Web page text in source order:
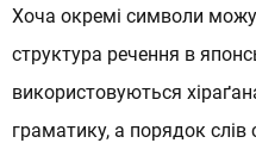
Хоча окремі символи
структура речення в
використовуються
граматику, а порядок слів